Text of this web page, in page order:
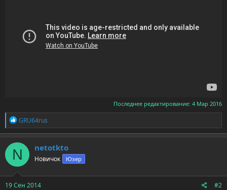
Последнее редактирование: 4 Мар 2016
Р
е
а
к
ц
и
и
:
GRU64rus
N netotkto
Новичок Юзер
19 Сен 2014 #2